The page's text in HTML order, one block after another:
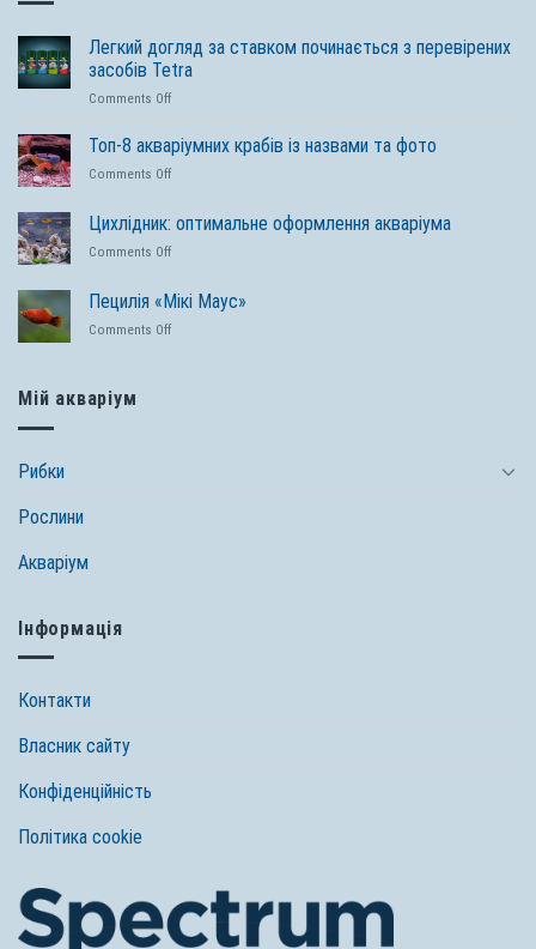
Легкий догляд за ставком починається з перевірених
засобів Tetra
Comments Offon
догляд
за
Топ-8 акваріумних крабів із назвами та фото
Comments Offon
крабів
із
та
Цихлідник: оптимальне оформлення акваріума
Comments Offon
оптимальне
оформлення
акваріума
Пецилія «Мікі Маус»
Comments Offon
Мій акваріум
Рибки
Рослини
Акваріум
Інформація
Контакти
Власник сайту
Конфіденційність
Політика cookie